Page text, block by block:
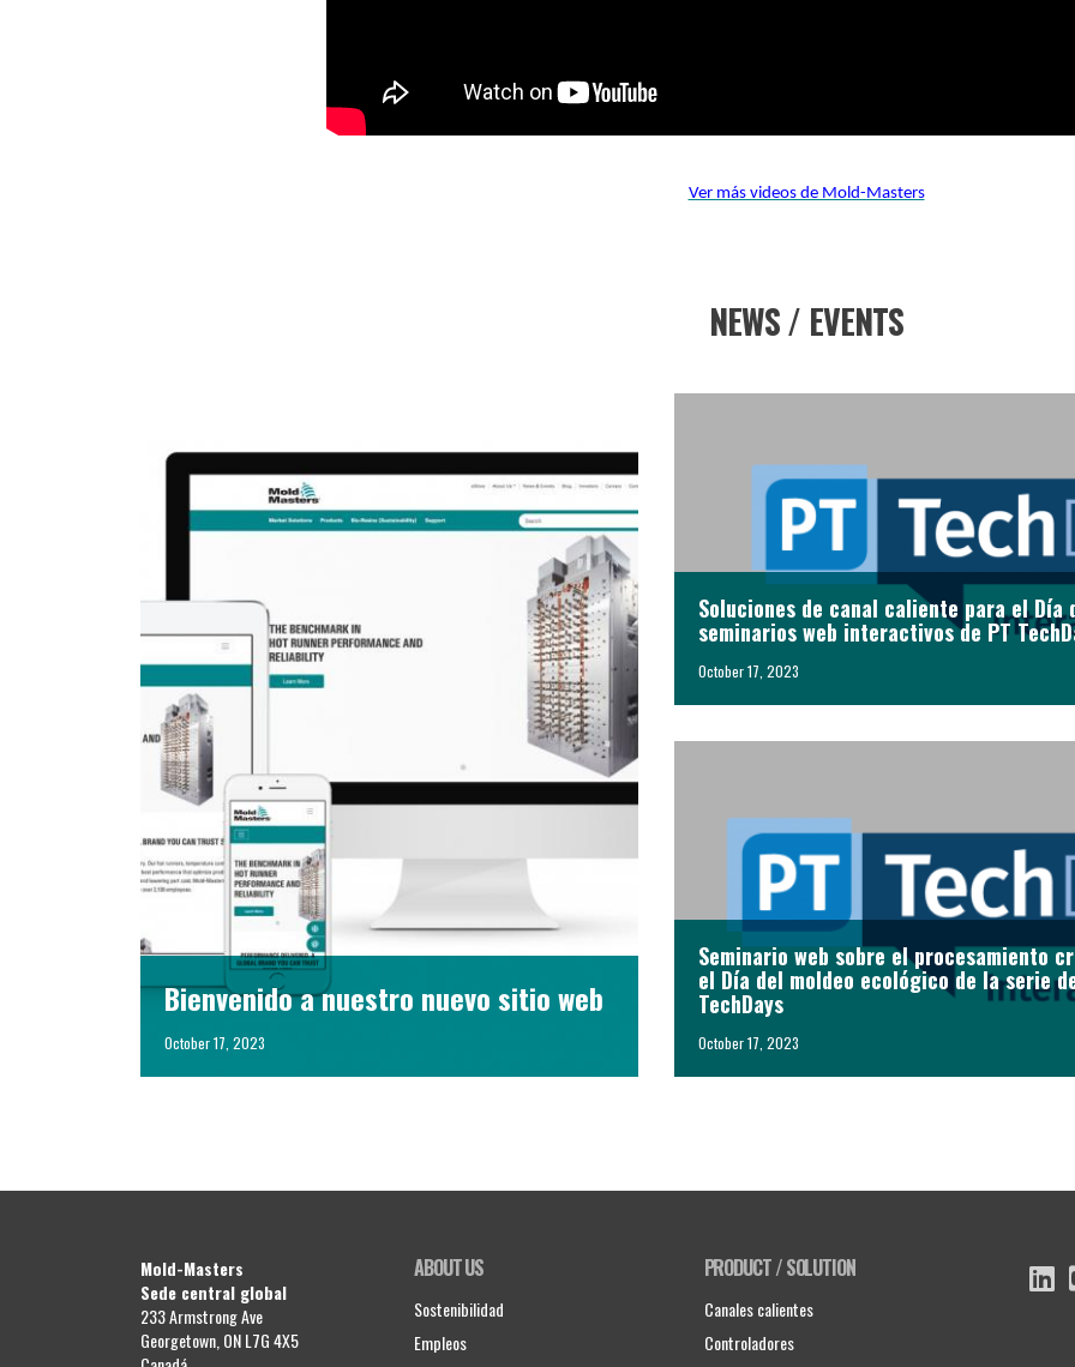
Ver más videos de Mold-Masters
NEWS / EVENTS
Bienvenido a nuestro nuevo sitio web
October 17, 2023
Soluciones de canal caliente para el
seminarios web interactivos de PT
October 17, 2023
Seminario web sobre el procesamiento
el Día del moldeo ecológico de la serie
TechDays
October 17, 2023
Mold-Masters
Sede central global
233 Armstrong Ave
Georgetown, ON L7G 4X5
ABOUT US
Sostenibilidad
Empleos
PRODUCT / SOLUTION
Canales calientes
Controladores